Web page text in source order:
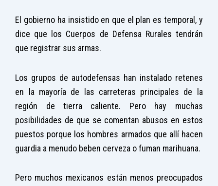
El gobierno ha insistido en que el plan es temporal, y
dice que los Cuerpos de Defensa Rurales tendrán
que registrar sus armas.
Los grupos de autodefensas han instalado retenes
en la mayoría de las carreteras principales de la
región de tierra caliente. Pero hay muchas
posibilidades de que se comentan abusos en estos
puestos porque los hombres armados que allí hacen
guardia a menudo beben cerveza o fuman marihuana.
Pero muchos mexicanos están menos preocupados